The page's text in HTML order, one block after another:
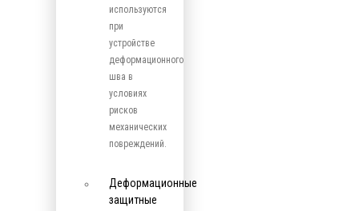
используются
при
устройстве
деформационного
шва в
условиях
рисков
механических
повреждений.
Деформационные
защитные